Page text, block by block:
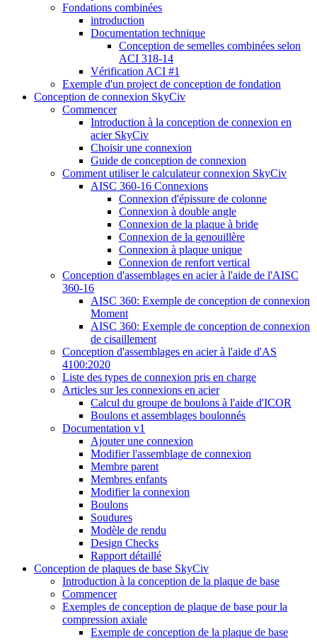
Fondations combinées
introduction
Documentation technique
Conception de semelles combinées selon
ACI 318-14
Vérification ACI #1
Exemple d'un project de conception de fondation
Conception de connexion SkyCiv
Commencer
Introduction à la conception de connexion en
acier SkyCiv
Choisir une connexion
Guide de conception de connexion
Comment utiliser le calculateur connexion SkyCiv
AISC 360-16 Connexions
Connexion d'épissure de colonne
Connexion à double angle
Connexion de la plaque à bride
Connexion de la genouillère
Connexion à plaque unique
Connexion de renfort vertical
Conception d'assemblages en acier à l'aide de l'AISC
360-16
AISC 360: Exemple de conception de connexion
Moment
AISC 360: Exemple de conception de connexion
de cisaillement
Conception d'assemblages en acier à l'aide d'AS
4100:2020
Liste des types de connexion pris en charge
Articles sur les connexions en acier
Calcul du groupe de boulons à l'aide d'ICOR
Boulons et assemblages boulonnés
Documentation v1
Ajouter une connexion
Modifier l'assemblage de connexion
Membre parent
Membres enfants
Modifier la connexion
Boulons
Soudures
Modèle de rendu
Design Checks
Rapport détaillé
Conception de plaques de base SkyCiv
Introduction à la conception de la plaque de base
Commencer
Exemples de conception de plaque de base pour la
compression axiale
Exemple de conception de la plaque de base